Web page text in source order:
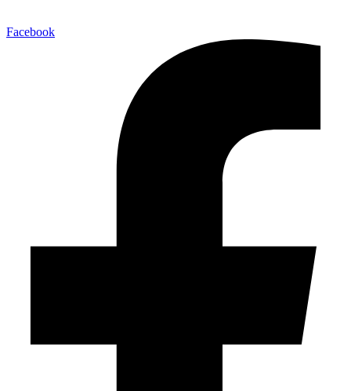
Facebook